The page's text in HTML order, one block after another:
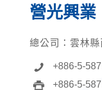
營光興業
總公司： 雲林
+886-5-
+886-5-